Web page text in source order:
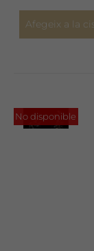
Afegeix a la
No disponible